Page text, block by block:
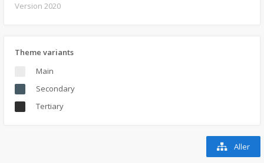
Version 2020
Theme variants
Main
Secondary
Tertiary
Aller